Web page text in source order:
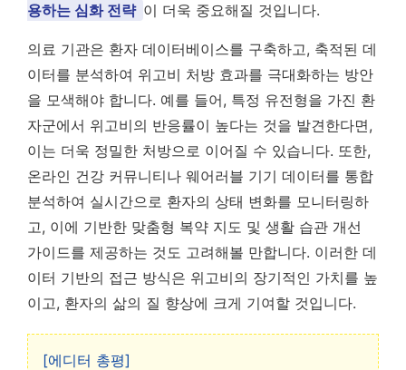
용하는 심화 전략 이 더욱 중요해질 것입니다.
의료 기관은 환자 데이터베이스를 구축하고, 축적된 데
이터를 분석하여 위고비 처방 효과를 극대화하는 방안
을 모색해야 합니다. 예를 들어, 특정 유전형을 가진 환
자군에서 위고비의 반응률이 높다는 것을 발견한다면,
이는 더욱 정밀한 처방으로 이어질 수 있습니다. 또한,
온라인 건강 커뮤니티나 웨어러블 기기 데이터를 통합
분석하여 실시간으로 환자의 상태 변화를 모니터링하
고, 이에 기반한 맞춤형 복약 지도 및 생활 습관 개선
가이드를 제공하는 것도 고려해볼 만합니다. 이러한 데
이터 기반의 접근 방식은 위고비의 장기적인 가치를 높
이고, 환자의 삶의 질 향상에 크게 기여할 것입니다.
[에디터 총평]